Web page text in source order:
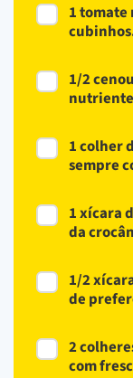
1 tomate
1/2
1 colher
sempre
1 xícara
da
1/2
de
2
com